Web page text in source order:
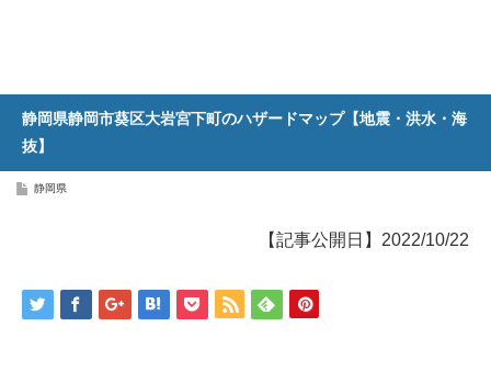
静岡県静岡市葵区大岩宮下町のハザードマップ【地震・洪水・海
抜】
静岡県
【記事公開日】2022/10/22